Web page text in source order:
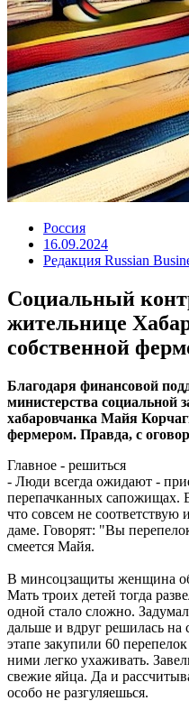
Россия
16.09.2024
Редакция Russian
Социальный
жительнице
собственной
Благодаря финансовой
министерства социальной
хабаровчанка Майя
фермером. Правда, с
Главное - решиться
- Люди всегда ожидают -
перепачканных сапожищах.
что совсем не соответствую
даме. Говорят: "Вы
смеется Майя.
В минсоцзащиты женщина
Мать троих детей тогда
одной стало сложно.
дальше и вдруг решилась
этапе закупили 60
ними легко ухаживать.
свежие яйца. Да и
особо не разгуляешься.